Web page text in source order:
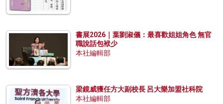
書展2026｜葉劉淑儀：最喜歡姐姐角色 無官
職說話包袱少
本社編輯部
梁鏡威獲任方大副校長 呂大樂加盟社科院
本社編輯部